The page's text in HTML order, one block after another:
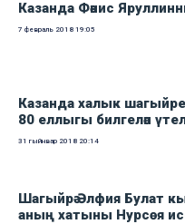
Казанда Фәнис
7 февраль 2018 19:05
Казанда халык
80 еллыгы билгеләп
31 гыйнвар 2018 20:14
Шагыйрә Әлфия Булат
аның хатыны Нурсөя